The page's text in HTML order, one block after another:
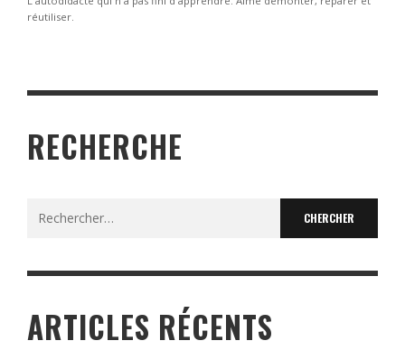
réutiliser.
RECHERCHE
ARTICLES RÉCENTS